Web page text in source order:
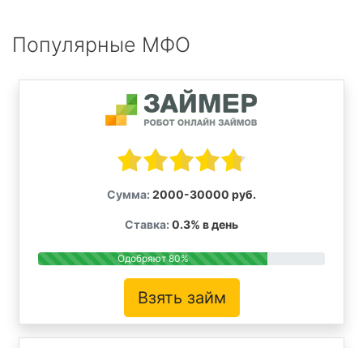
Популярные МФО
Сумма: 2000-30000 руб.
Ставка: 0.3% в день
Одобряют 80%
Взять займ